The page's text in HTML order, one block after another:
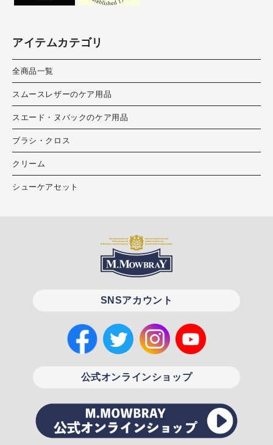
アイテムカテゴリ
全商品一覧
スムースレザーのケア用品
スエード・ヌバックのケア用品
ブラシ・クロス
クリーム
シューケアセット
SNSアカウント
公式オンラインショップ